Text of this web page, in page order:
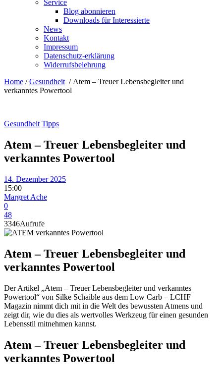
Service
Blog abonnieren
Downloads für Interessierte
News
Kontakt
Impressum
Datenschutz-erklärung
Widerrufsbelehrung
Home /Gesundheit / Atem – Treuer Lebensbegleiter und
verkanntes Powertool
Gesundheit Tipps
Atem – Treuer Lebensbegleiter und
verkanntes Powertool
14. Dezember 2025
15:00
Margret Ache
0
48
3346Aufrufe
Atem – Treuer Lebensbegleiter und
verkanntes Powertool
Der Artikel „Atem – Treuer Lebensbegleiter und verkanntes
Powertool“ von Silke Schaible aus dem Low Carb – LCHF
Magazin nimmt dich mit in die Welt des bewussten Atmens und
zeigt dir, wie du dies als wertvolles Werkzeug für einen gesunden
Lebensstil mitnehmen kannst.
Atem – Treuer Lebensbegleiter und
verkanntes Powertool